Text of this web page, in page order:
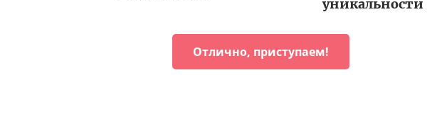
уникальности
Отлично, приступаем!